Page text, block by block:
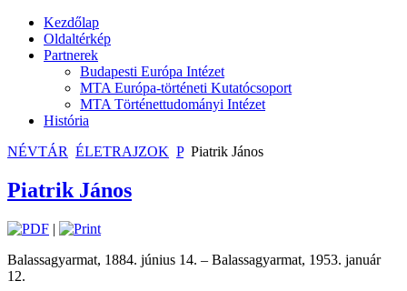
Kezdőlap
Oldaltérkép
Partnerek
Budapesti Európa Intézet
MTA Európa-történeti Kutatócsoport
MTA Történettudományi Intézet
História
NÉVTÁR ÉLETRAJZOK P Piatrik János
Piatrik János
|
Balassagyarmat, 1884. június 14. – Balassagyarmat, 1953. január
12.